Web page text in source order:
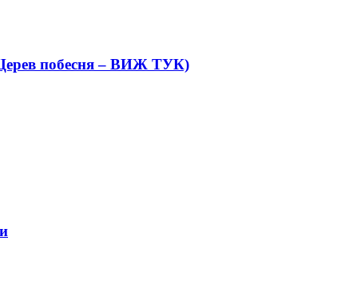
побесня – ВИЖ ТУК)